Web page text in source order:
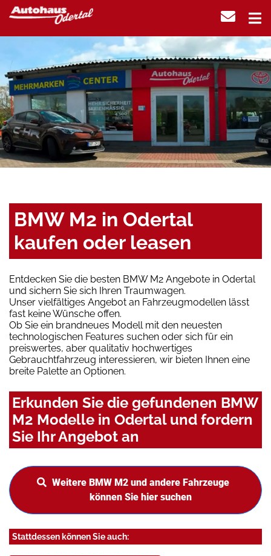
BMW M2 in Odertal
kaufen oder leasen
Entdecken Sie die besten BMW M2 Angebote in Odertal
und sichern Sie sich Ihren Traumwagen.
Unser vielfältiges Angebot an Fahrzeugmodellen lässt
fast keine Wünsche offen.
Ob Sie ein brandneues Modell mit den neuesten
technologischen Features suchen oder sich für ein
preiswertes, aber qualitativ hochwertiges
Gebrauchtfahrzeug interessieren, wir bieten Ihnen eine
breite Palette an Optionen.
Erkunden Sie die gefundenen BMW
M2 Modelle in Odertal und fordern
Sie Ihr Angebot an
Weitere BMW M2 und andere Fahrzeuge
können Sie hier suchen
Stattdessen können Sie auch: